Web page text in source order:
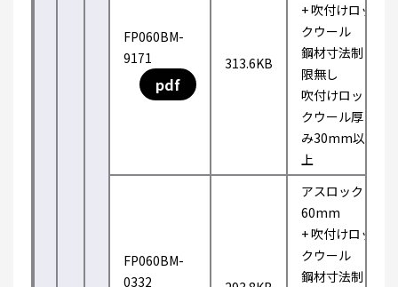
FP060BM-
9171
pdf
313.6KB
+ 吹付けロッ
クウール
鋼材寸法制
限無し
吹付けロッ
クウール厚
み30mm以
上
FP060BM-
0332
アスロック
60mm
+ 吹付けロッ
クウール
鋼材寸法制